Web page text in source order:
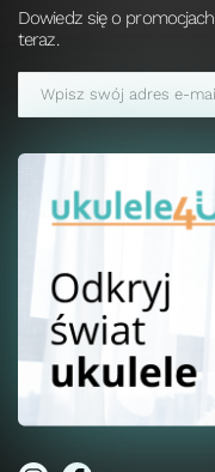
Dowiedz się o
teraz.